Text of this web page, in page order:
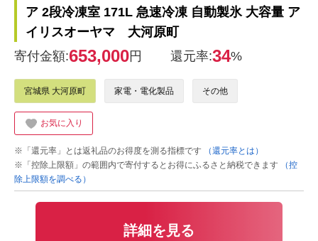
ア 2段冷凍室 171L 急速冷凍 自動製氷 大容量 ア
イリスオーヤマ 大河原町
寄付金額:653,000円 還元率:34%
宮城県 大河原町 家電・電化製品 その他
お気に入り
※「還元率」とは返礼品のお得度を測る指標です
（還元率とは）
※「控除上限額」の範囲内で寄付するとお得にふるさと納税できます
（控
除上限額を調べる）
詳細を見る